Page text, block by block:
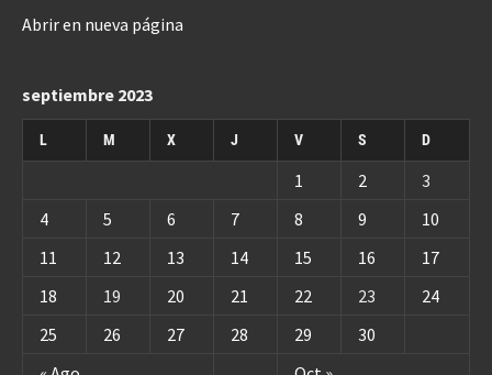
Abrir en nueva página
septiembre 2023
L M X J V S D
1 2
3
4
5 6 7 8 9
10
11
12 13 14 15 16
17
18
19 20 21 22 23
24
25
26 27 28 29 30